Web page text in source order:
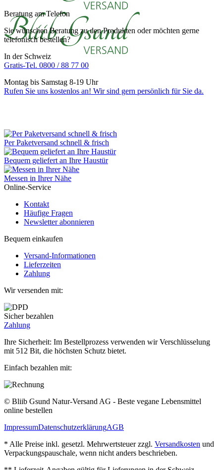
Beratung am Telefon
Sie wünschen Beratung zu den Produkten oder möchten gerne
telefonisch bestellen?
In der Schweiz
Gratis-Tel. 0800 / 88 77 00
Montag bis Samstag 8-19 Uhr
Rufen Sie uns kostenlos an! Wir sind gern persönlich für Sie da.
Per Paketversand schnell & frisch
Bequem geliefert an Ihre Haustür
Messen in Ihrer Nähe
Online-Service
Kontakt
Häufige Fragen
Newsletter abonnieren
Bequem einkaufen
Versand-Informationen
Lieferzeiten
Zahlung
Wir versenden mit:
Sicher bezahlen
Zahlung
Ihre Sicherheit: Im Bestellprozess verwenden wir Verschlüsselung
mit 512 Bit, die höchsten Schutz bietet.
Einfach bezahlen mit:
© Bliib Gsund Natur-Versand AG - Beste vegane Lebensmittel
online bestellen
ImpressumDatenschutzerklärungAGB
* Alle Preise inkl. gesetzl. Mehrwertsteuer zzgl. Versandkosten und
Verpackungspauschale, wenn nicht anders beschrieben.